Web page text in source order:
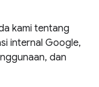
kami tentang
internal Google,
dan